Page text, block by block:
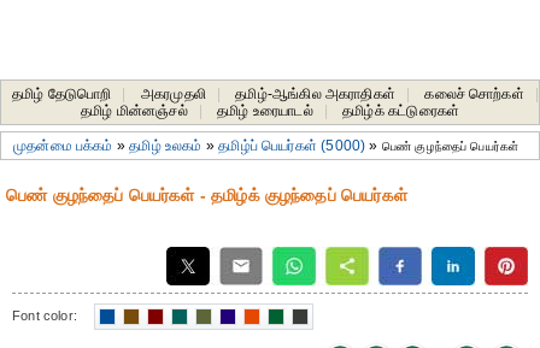
தமிழ் தேடுபொறி அகரமுதலி தமிழ்-ஆங்கில அகராதிகள் கலைச் சொற்கள்
தமிழ் மின்னஞ்சல்
தமிழ் உரையாடல் தமிழ்க் கட்டுரைகள்
முதன்மை பக்கம் »தமிழ் உலகம் »தமிழ்ப் பெயர்கள் (5000) » பெண் குழந்தைப் பெயர்கள்
பெண் குழந்தைப் பெயர்கள் - தமிழ்க் குழந்தைப் பெயர்கள்
Font color: